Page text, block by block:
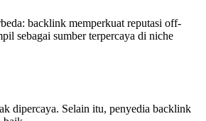
backlink memperkuat reputasi off-
sebagai sumber terpercaya di niche
dipercaya. Selain itu, penyedia backlink